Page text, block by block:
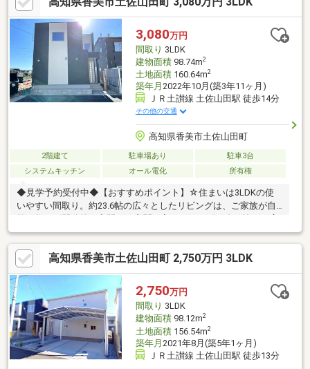
（徒歩約13分）・鏡野中学校1100ｍ（徒歩約14分）
3,080万円
間取り 3LDK
建物面積98.74m2
土地面積160.64m2
築年月 2022年10月(築3年11ヶ月)
ＪＲ土讃線 土佐山田駅 徒歩14分
その他の交通
高知県香美市土佐山田町
2階建て 駐車場あり
駐車3台
システムキッチン
オール電化 所有権
◆見学予約受付中◆【おすすめポイント】☆住まいは3LDKの使
いやすい間取り。約23.6帖の広々としたリビングは、ご家族が自
がり、明るく開放感のある住まい。☆省エネ性能に優れた太陽光
発電システムを搭載。☆お庭ではガーデニングや家庭菜園、お子
さまの遊び場として楽しめ、駐車スペースは3～4台分を確保。☆
徒歩10分圏内にスーパー、コンビニ、ドラッグストアなどが揃っ
ており、食料品や日用品のお買い物はもちろん、 急なお買い物
にも便利な住環境。【周辺環境】・山田小学校1100ｍ（徒歩約14
分）・鏡野中学校700ｍ（徒歩約9分）
高知県香美市土佐山田町 2,750万円 3LDK
2,750万円
間取り 3LDK
建物面積98.12m2
土地面積156.54m2
築年月 2021年8月(築5年1ヶ月)
ＪＲ土讃線 土佐山田駅 徒歩13分